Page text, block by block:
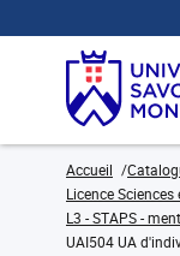
Accueil
Licence
L3 - STAPS -
UAI504 UA